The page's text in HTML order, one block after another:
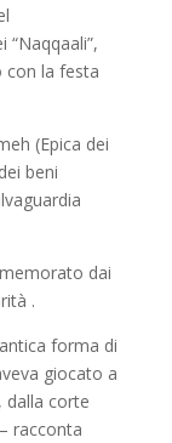
“Naqqaali”,
con la festa
(Epica dei
beni
dai
.
forma di
giocato a
dalla corte
racconta